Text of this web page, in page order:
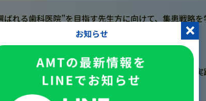
お知らせ
ばれる歯科医院”を目指す先生方に向けて、集患戦略
「LINEは開業前から使える？」
に向けて、 ゼロから始められる情報発信の考え方と